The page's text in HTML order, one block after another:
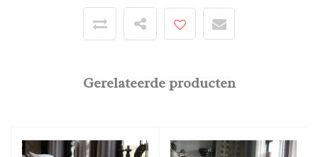
Gerelateerde producten